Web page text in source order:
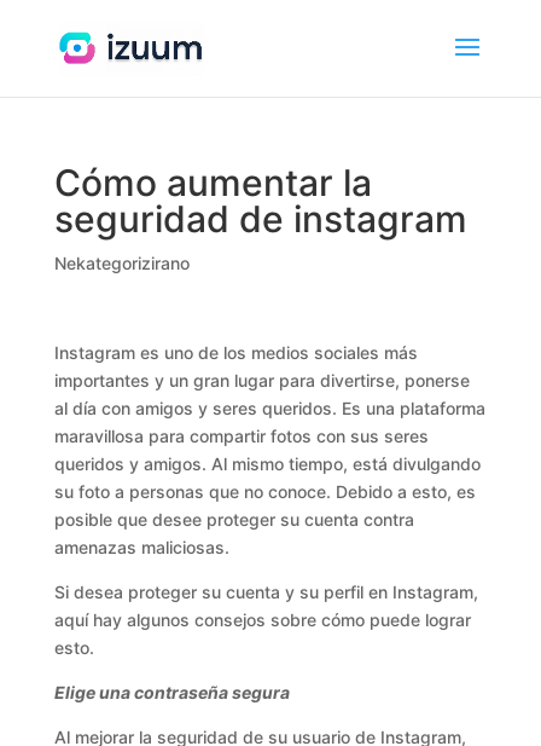
Cómo aumentar la
seguridad de instagram
Nekategorizirano
Instagram es uno de los medios sociales más
importantes y un gran lugar para divertirse, ponerse
al día con amigos y seres queridos. Es una plataforma
maravillosa para compartir fotos con sus seres
queridos y amigos. Al mismo tiempo, está divulgando
su foto a personas que no conoce. Debido a esto, es
posible que desee proteger su cuenta contra
amenazas maliciosas.
Si desea proteger su cuenta y su perfil en Instagram,
aquí hay algunos consejos sobre cómo puede lograr
esto.
Elige una contraseña segura
Al mejorar la seguridad de su usuario de Instagram,